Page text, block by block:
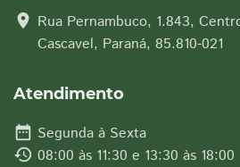
location_on Rua Pernambuco, 1.843,
Cascavel, Paraná, 85.810-021
Atendimento
date_range Segunda à Sexta
history 08:00 às 11:30 e 13:30 às 18:00